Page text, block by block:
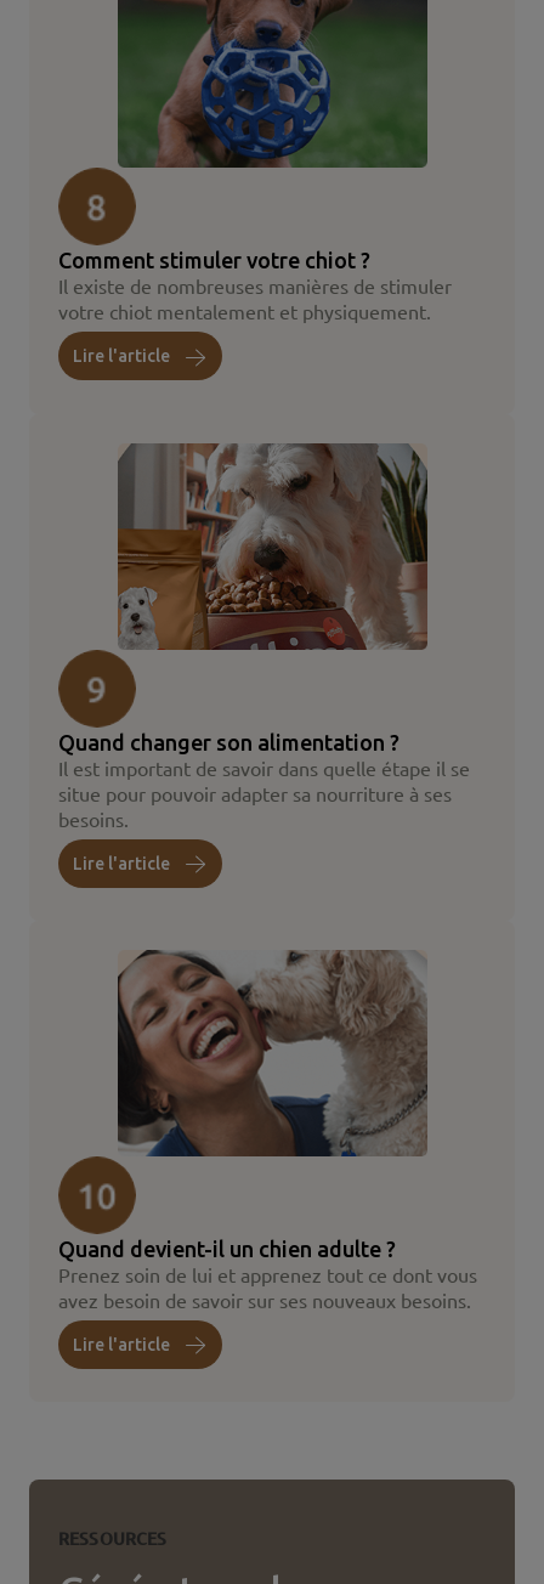
Comment stimuler votre chiot ?
Il existe de nombreuses manières de stimuler
votre chiot mentalement et physiquement.
Lire l'article
Quand changer son alimentation ?
Il est important de savoir dans quelle étape il se
situe pour pouvoir adapter sa nourriture à ses
besoins.
Lire l'article
Quand devient-il un chien adulte ?
Prenez soin de lui et apprenez tout ce dont vous
avez besoin de savoir sur ses nouveaux besoins.
Lire l'article
RESSOURCES